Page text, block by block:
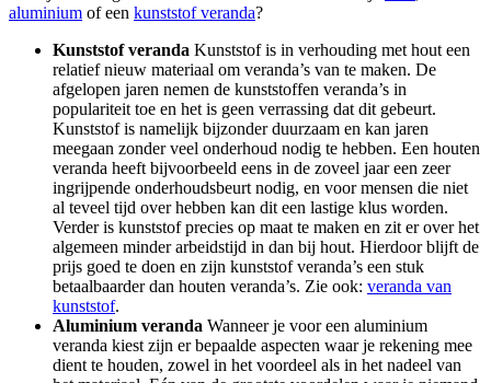
aluminium of een kunststof veranda?
Kunststof veranda Kunststof is in verhouding met hout een
relatief nieuw materiaal om veranda’s van te maken. De
afgelopen jaren nemen de kunststoffen veranda’s in
populariteit toe en het is geen verrassing dat dit gebeurt.
Kunststof is namelijk bijzonder duurzaam en kan jaren
meegaan zonder veel onderhoud nodig te hebben. Een houten
veranda heeft bijvoorbeeld eens in de zoveel jaar een zeer
ingrijpende onderhoudsbeurt nodig, en voor mensen die niet
al teveel tijd over hebben kan dit een lastige klus worden.
Verder is kunststof precies op maat te maken en zit er over het
algemeen minder arbeidstijd in dan bij hout. Hierdoor blijft de
prijs goed te doen en zijn kunststof veranda’s een stuk
betaalbaarder dan houten veranda’s. Zie ook: veranda van
kunststof.
Aluminium veranda Wanneer je voor een aluminium
veranda kiest zijn er bepaalde aspecten waar je rekening mee
dient te houden, zowel in het voordeel als in het nadeel van